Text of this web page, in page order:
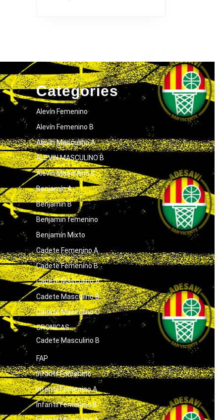
Categories
Alevín Femenino
Alevín Femenino B
Alevín Masculino A
ALEVIN MASCULINO B
Alevín Masculino C
Benjamín A
Benjamín B
Benjamin femenino
Benjamín Mixto
Cadete Femenino A
Cadete Femenino B
Cadete Masculino A
Cadete Masculino B
Cadete Masculino C
CRONICAS
Cadete Masculino B
FAP
Infantil Femenino
Infantil Femenino A
Infantil Femenino B